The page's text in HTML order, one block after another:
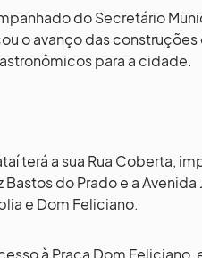
do Secretário
o avanço das
para a cidade.
terá a sua Rua Coberta,
Bastos do Prado e a Avenida
e Dom Feliciano.
à Praça Dom Feliciano,